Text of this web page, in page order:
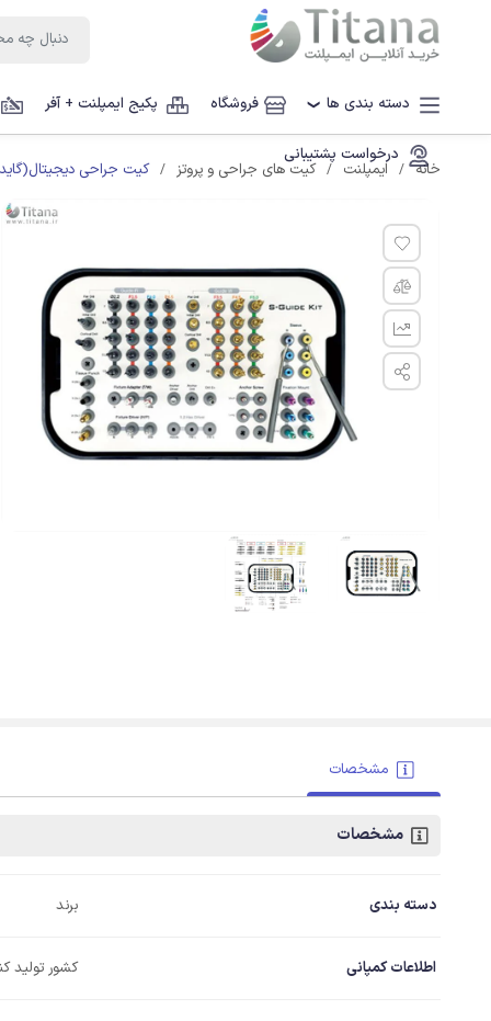
دسته بندی ها ❯ فروشگاه پکیج ایمپلنت + آفر
درخواست پشتیبانی
خانه ایمپلنت کیت های جراحی و پروتز کیت جراحی
مشخصات
مشخصات
دسته بندی برند
اطلاعات کمپانی کشور تولید